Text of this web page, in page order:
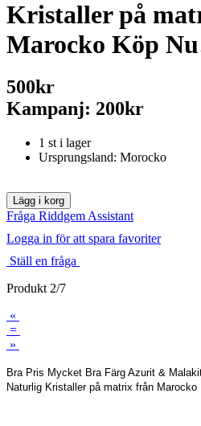
Kristaller på
Marocko Köp
500kr
Kampanj: 200kr
1 st i lager
Ursprungsland: Morocko
Fråga Riddgem Assistant
Logga in för att spara favoriter
Ställ en fråga
Produkt 2/7
«
=
»
Bra Pris Mycket Bra Färg Azurit &
Naturlig Kristaller på matrix från Marocko